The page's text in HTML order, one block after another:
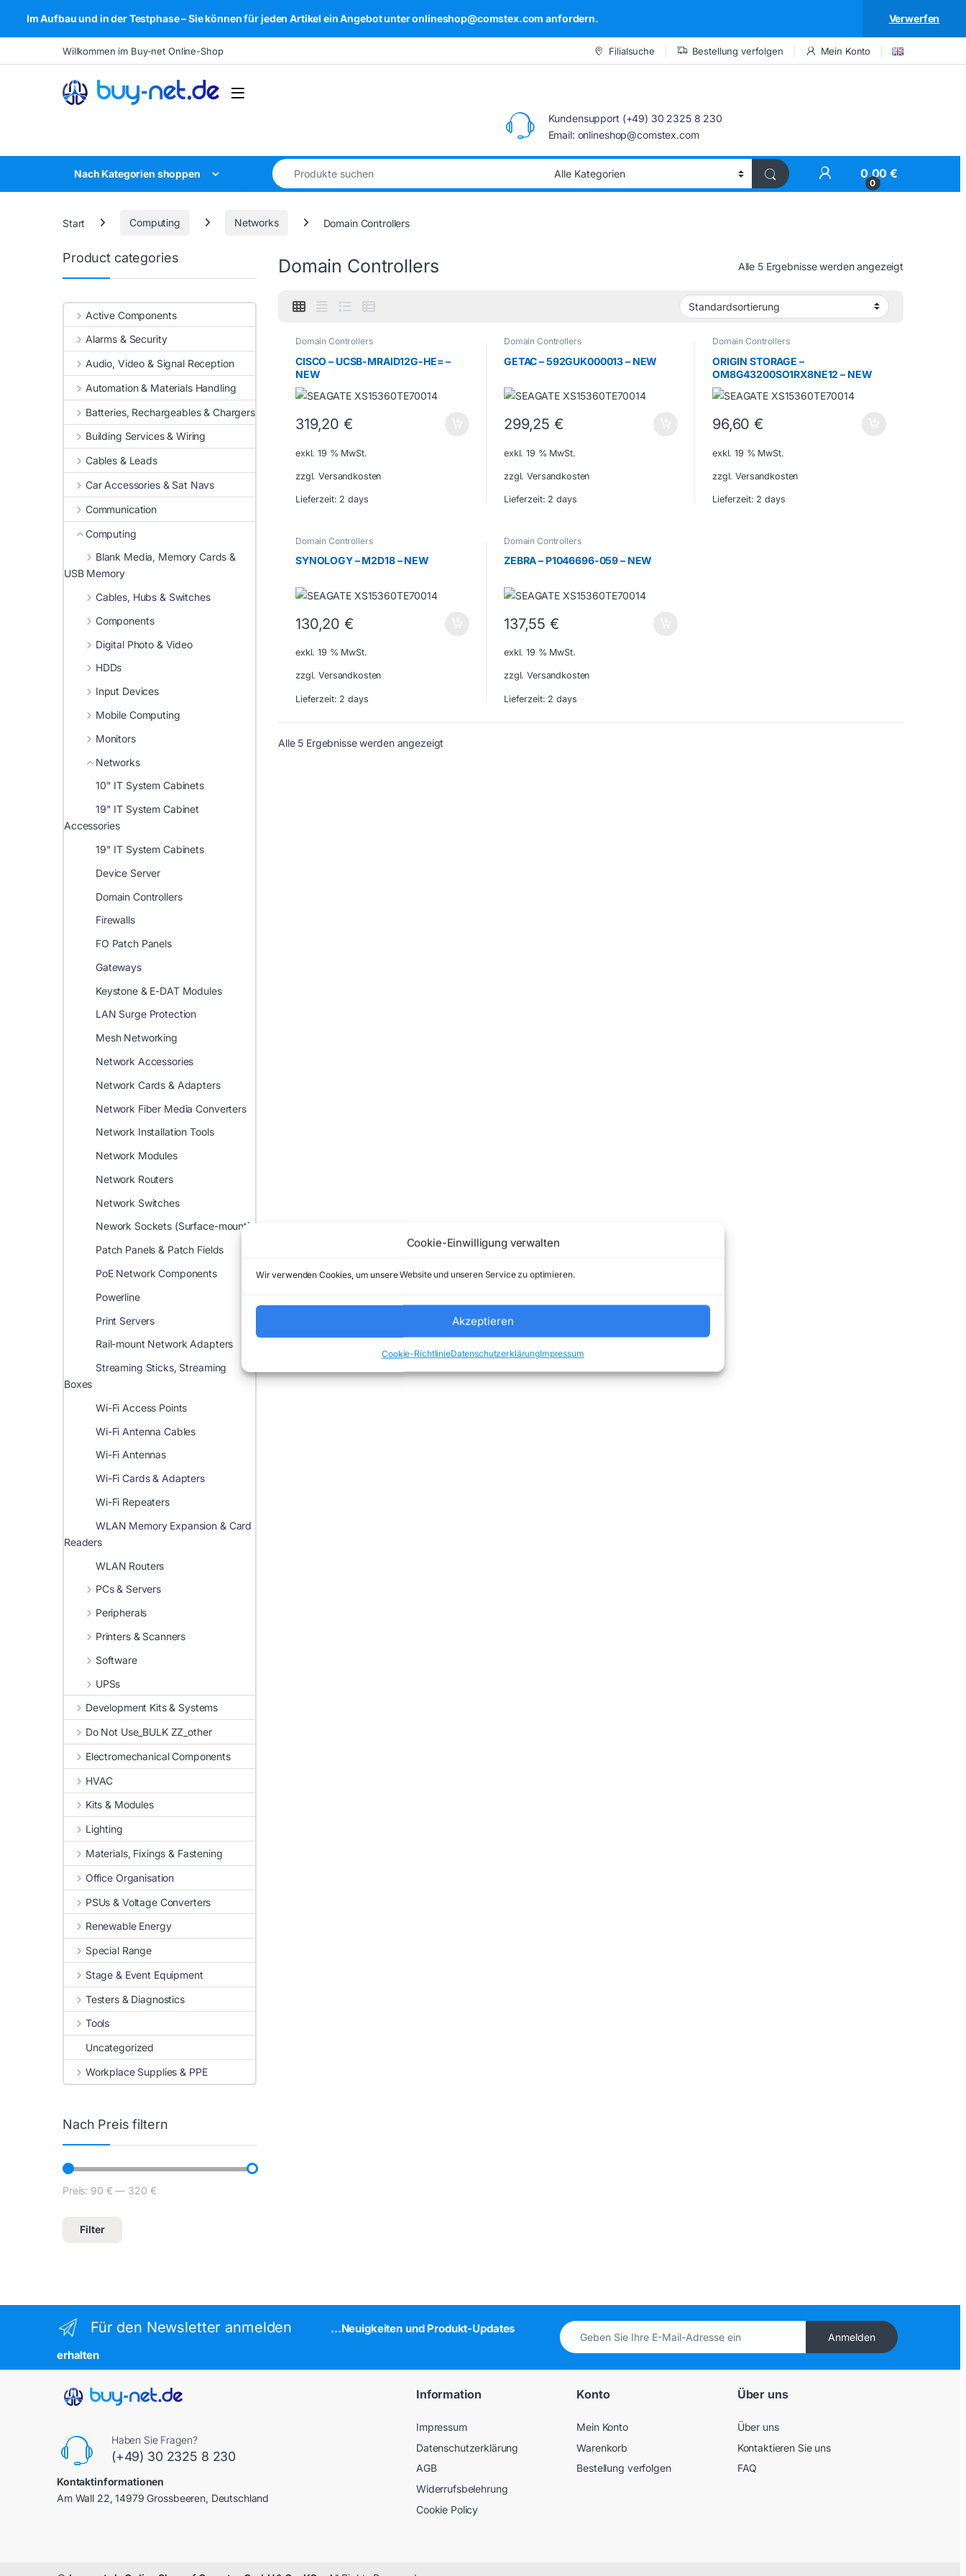
Cookie-Einwilligung verwalten
Wir verwenden Cookies, um unsere Website und unseren Service zu optimieren.
Akzeptieren
Cookie-RichtlinieDatenschutzerklärungImpressum
Im Aufbau und in der Testphase – Sie können für jeden Artikel ein Angebot unter onlineshop@comstex.com anfordern. Verwerfen
Skip to navigation
Skip to contentWillkommen im Buy-net Online-Shop Filialsuche Bestellung verfolgen Mein Konto
Open
Kundensupport (+49) 30 2325 8 230
Email: onlineshop@comstex.com
Nach Kategorien shoppen
Search for:
My Account
0
0,00€
Start Computing Networks Domain Controllers
Domain Controllers Alle 5 Ergebnisse werden angezeigt
Domain Controllers
CISCO – UCSB-MRAID12G-HE= –
NEW
319,20€
exkl. 19 % MwSt.
zzgl. Versandkosten
Lieferzeit: 2 days
Domain Controllers
GETAC – 592GUK000013 – NEW
299,25 €
exkl. 19 % MwSt.
zzgl. Versandkosten
Lieferzeit: 2 days
Domain Controllers
ORIGIN STORAGE –
OM8G43200SO1RX8NE12 – NEW
96,60€
exkl. 19 % MwSt.
zzgl. Versandkosten
Lieferzeit: 2 days
Domain Controllers
SYNOLOGY – M2D18 – NEW
130,20€
exkl. 19 % MwSt.
zzgl. Versandkosten
Lieferzeit: 2 days
Domain Controllers
ZEBRA – P1046696-059 – NEW
137,55 €
exkl. 19 % MwSt.
zzgl. Versandkosten
Lieferzeit: 2 days
Alle 5 Ergebnisse werden angezeigt
Product categories
Active Components
Alarms & Security
Audio, Video & Signal Reception
Automation & Materials Handling
Batteries, Rechargeables & Chargers
Building Services & Wiring
Cables & Leads
Car Accessories & Sat Navs
Communication
Computing
Blank Media, Memory Cards &
USB Memory
Cables, Hubs & Switches
Components
Digital Photo & Video
HDDs
Input Devices
Mobile Computing
Monitors
Networks
10" IT System Cabinets
19" IT System Cabinet
Accessories
19" IT System Cabinets
Device Server
Domain Controllers
Firewalls
FO Patch Panels
Gateways
Keystone & E-DAT Modules
LAN Surge Protection
Mesh Networking
Network Accessories
Network Cards & Adapters
Network Fiber Media Converters
Network Installation Tools
Network Modules
Network Routers
Network Switches
Nework Sockets (Surface-mount)
Patch Panels & Patch Fields
PoE Network Components
Powerline
Print Servers
Rail-mount Network Adapters
Streaming Sticks, Streaming
Boxes
Wi-Fi Access Points
Wi-Fi Antenna Cables
Wi-Fi Antennas
Wi-Fi Cards & Adapters
Wi-Fi Repeaters
WLAN Memory Expansion & Card
Readers
WLAN Routers
PCs & Servers
Peripherals
Printers & Scanners
Software
UPSs
Development Kits & Systems
Do Not Use_BULK ZZ_other
Electromechanical Components
HVAC
Kits & Modules
Lighting
Materials, Fixings & Fastening
Office Organisation
PSUs & Voltage Converters
Renewable Energy
Special Range
Stage & Event Equipment
Testers & Diagnostics
Tools
Uncategorized
Workplace Supplies & PPE
Nach Preis filtern
Min. Preis
Max. Preis
Filter
Preis: 90 € — 320 €
Für den Newsletter anmelden
...Neuigkeiten und Produkt-Updates
erhalten
Anmelden
Haben Sie Fragen?
(+49) 30 2325 8 230
Kontaktinformationen
Am Wall 22, 14979 Grossbeeren, Deutschland
Information
Impressum
Datenschutzerklärung
AGB
Widerrufsbelehrung
Cookie Policy
Konto
Mein Konto
Warenkorb
Bestellung verfolgen
Über uns
Über uns
Kontaktieren Sie uns
FAQ